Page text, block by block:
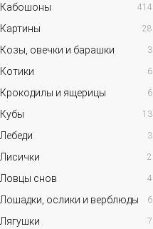
Кабошоны 414
Картины 28
Козы, овечки и барашки 3
Котики 6
Крокодилы и ящерицы 6
Кубы 13
Лебеди 3
Лисички 2
Ловцы снов 4
Лошадки, ослики и верблюды 6
Лягушки 7